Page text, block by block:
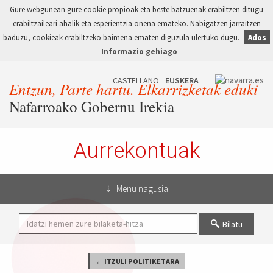
Gure webgunean gure cookie propioak eta beste batzuenak erabiltzen ditugu
erabiltzaileari ahalik eta esperientzia onena emateko. Nabigatzen jarraitzen
baduzu, cookieak erabiltzeko baimena ematen diguzula ulertuko dugu.
Ados
Informazio gehiago
Entzun, Parte hartu. Elkarrizketak eduki
Nafarroako Gobernu Irekia
Aurrekontuak
Menu nagusia
Bilatu
← ITZULI POLITIKETARA